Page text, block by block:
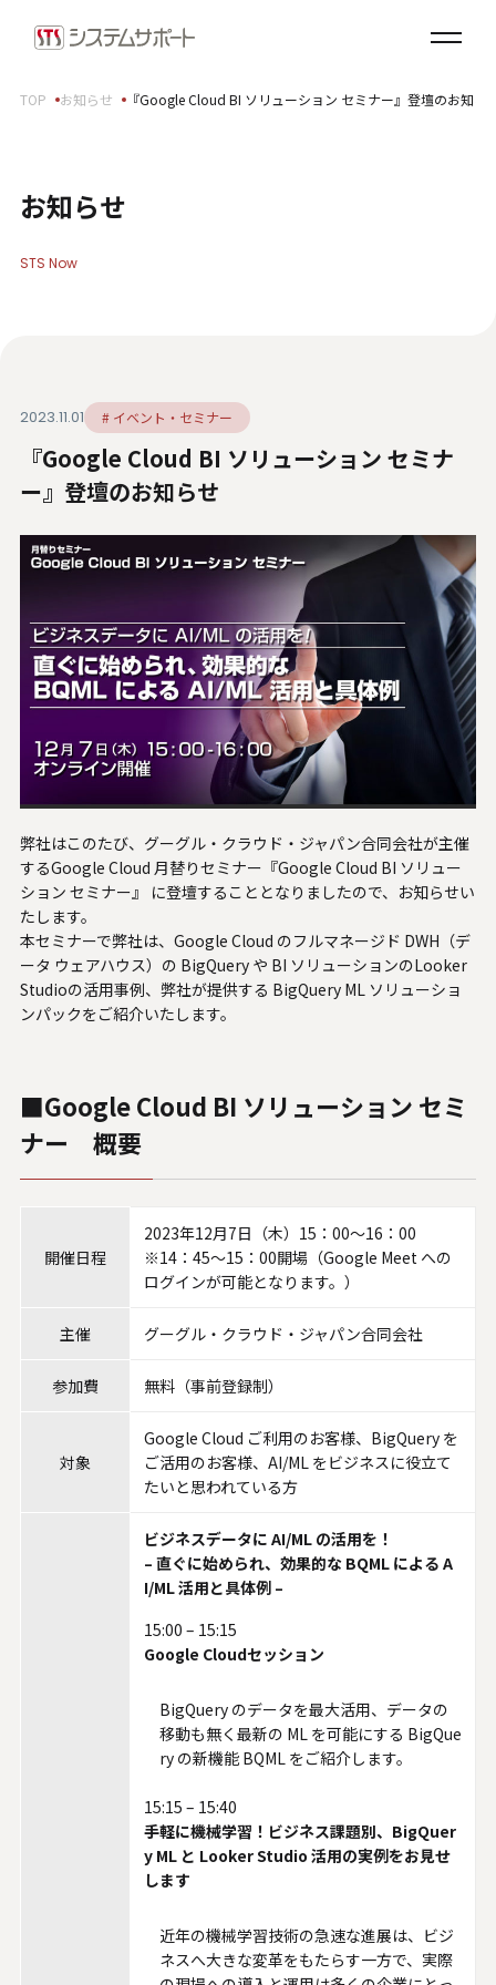
ソリューション・プロダクト
企業情報
拠点案内
SDGsへの取り組み
健康経営宣言
ダイバーシティ・エクイティ＆インクルージョン
採用情報
お知らせ
ビジネスパートナーの皆様へ
Microsoft Base Kanazawa
システムサポート胡蝶蘭オンラインショップ
事例紹介
SNS公式アカウント一覧
English
U.S. FrontLine
お問い合わせ
情報セキュリティ基本方針
個人情報の取り扱いについて
外部送信ポリシー
反社会的勢力に対する基本方針
特定個人情報等の適正な取り扱いに関する基本方針
ソーシャルメディアポリシー
TOP お知らせ 『Google Cloud BI ソリューション セミナー』登壇のお知ら
お知らせ
STS Now
2023.11.01 # イベント・セミナー
『Google Cloud BI ソリューション セミナ
ー』登壇のお知らせ
弊社はこのたび、グーグル・クラウド・ジャパン合同会社が主催
するGoogle Cloud 月替りセミナー『Google Cloud BI ソリュー
ション セミナー』 に登壇することとなりましたので、お知らせい
たします。
本セミナーで弊社は、Google Cloud のフルマネージド DWH（デ
ータ ウェアハウス）の BigQuery や BI ソリューションのLooker
Studioの活用事例、弊社が提供する BigQuery ML ソリューショ
ンパックをご紹介いたします。
■Google Cloud BI ソリューション セミ
ナー 概要
開催日程
2023年12月7日（木）15：00～16：00
※14：45～15：00開場（Google Meet への
ログインが可能となります。）
主催 グーグル・クラウド・ジャパン合同会社
参加費 無料（事前登録制）
対象
Google Cloud ご利用のお客様、BigQuery を
ご活用のお客様、AI/ML をビジネスに役立て
たいと思われている方
ビジネスデータに AI/ML の活用を！
– 直ぐに始められ、効果的な BQML による A
I/ML 活用と具体例 –
15:00 – 15:15
Google Cloudセッション
BigQuery のデータを最大活用、データの
移動も無く最新の ML を可能にする BigQue
ry の新機能 BQML をご紹介します。
15:15 – 15:40
手軽に機械学習！ビジネス課題別、BigQuer
y ML と Looker Studio 活用の実例をお見せ
します
近年の機械学習技術の急速な進展は、ビジ
ネスへ大きな変革をもたらす一方で、実際